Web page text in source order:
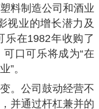
料制造公司和酒业
视业的增长潜力及
乐在1982年收购了
口可乐将成为“在
”。
。公司鼓动经营不
并通过杆杠兼并的